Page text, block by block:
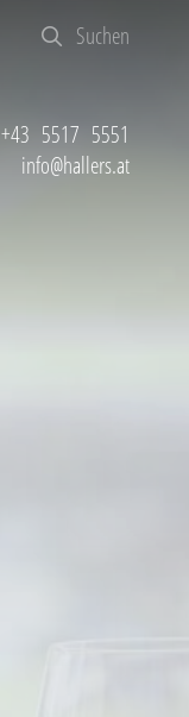
Suchen
+43 5517 5551
info@hallers.at